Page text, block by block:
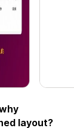
layout?